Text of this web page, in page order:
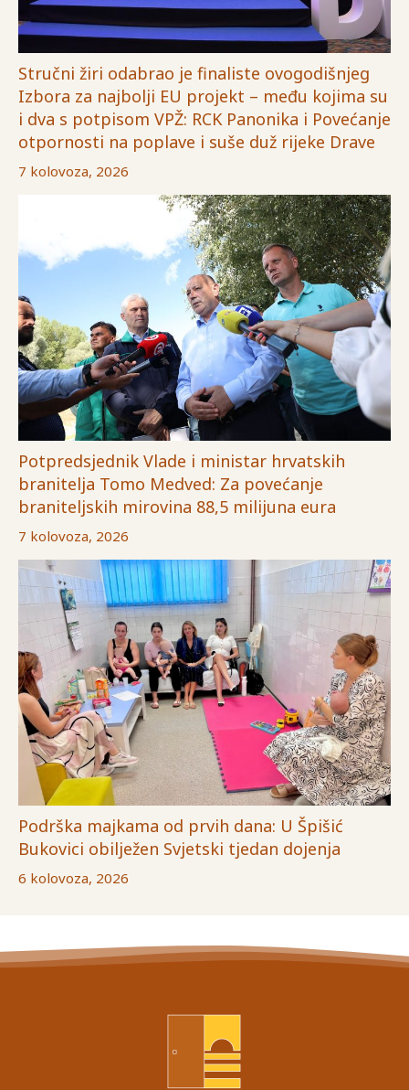
Stručni žiri odabrao je finaliste ovogodišnjeg
Izbora za najbolji EU projekt – među kojima su
i dva s potpisom VPŽ: RCK Panonika i Povećanje
otpornosti na poplave i suše duž rijeke Drave
7 kolovoza, 2026
Potpredsjednik Vlade i ministar hrvatskih
branitelja Tomo Medved: Za povećanje
braniteljskih mirovina 88,5 milijuna eura
7 kolovoza, 2026
Podrška majkama od prvih dana: U Špišić
Bukovici obilježen Svjetski tjedan dojenja
6 kolovoza, 2026